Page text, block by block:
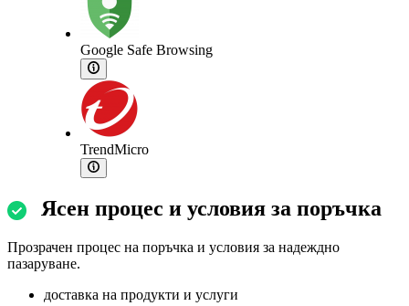
Google Safe Browsing
TrendMicro
Ясен процес и условия за поръчка
Прозрачен процес на поръчка и условия за надеждно
пазаруване.
доставка на продукти и услуги